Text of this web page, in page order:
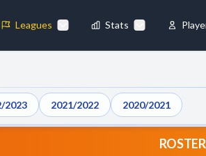
Leagues Stats
2023 2021/2022 2020/2021
properly. They enable
Always Active